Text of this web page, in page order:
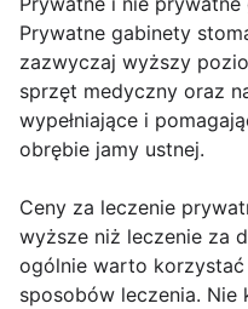
Prywatne gabinety
zazwyczaj wyższy
sprzęt medyczny oraz
wypełniające i
obrębie jamy ustnej.
Ceny za leczenie
wyższe niż leczenie za
ogólnie warto
sposobów leczenia.